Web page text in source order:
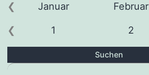
Januar Februar
1 2
Suchen